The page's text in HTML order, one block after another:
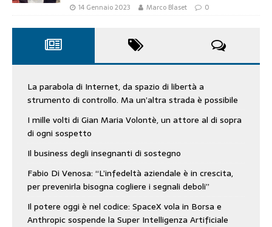
14 Gennaio 2023 Marco Blaset 0
La parabola di Internet, da spazio di libertà a
strumento di controllo. Ma un’altra strada è possibile
I mille volti di Gian Maria Volontè, un attore al di sopra
di ogni sospetto
Il business degli insegnanti di sostegno
Fabio Di Venosa: “L’infedeltà aziendale è in crescita,
per prevenirla bisogna cogliere i segnali deboli”
Il potere oggi è nel codice: SpaceX vola in Borsa e
Anthropic sospende la Super Intelligenza Artificiale